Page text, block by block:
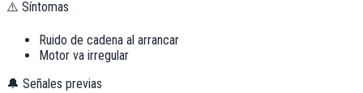
⚠️ Síntomas
Ruido de cadena al arrancar
Motor va irregular
🔔 Señales previas